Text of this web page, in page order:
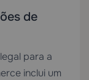
de
para a
inclui um